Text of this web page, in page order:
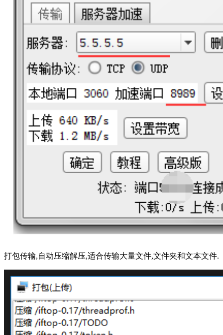
打包传输,自动压缩解压,适合传输大量文件,文件夹和文本文件.